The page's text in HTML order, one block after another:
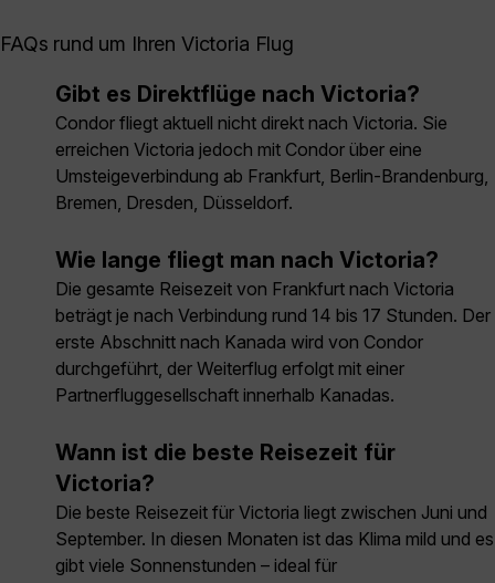
FAQs rund um Ihren Victoria Flug
Gibt es Direktflüge nach Victoria?
Condor fliegt aktuell nicht direkt nach Victoria. Sie
erreichen Victoria jedoch mit Condor über eine
Umsteigeverbindung ab Frankfurt, Berlin-Brandenburg,
Bremen, Dresden, Düsseldorf.
Wie lange fliegt man nach Victoria?
Die gesamte Reisezeit von Frankfurt nach Victoria
beträgt je nach Verbindung rund 14 bis 17 Stunden. Der
erste Abschnitt nach Kanada wird von Condor
durchgeführt, der Weiterflug erfolgt mit einer
Partnerfluggesellschaft innerhalb Kanadas.
Wann ist die beste Reisezeit für
Victoria?
Die beste Reisezeit für Victoria liegt zwischen Juni und
September. In diesen Monaten ist das Klima mild und es
gibt viele Sonnenstunden – ideal für